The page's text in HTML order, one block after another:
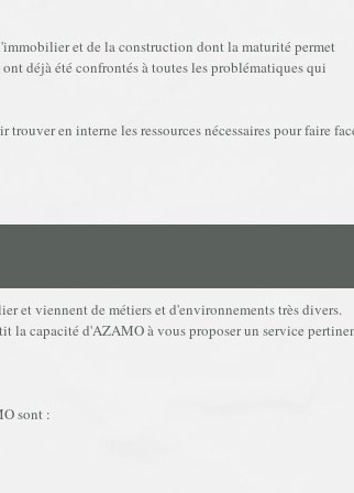
et de la construction dont la maturité permet
déjà été confrontés à toutes les problématiques qui
en interne les ressources nécessaires pour faire
et viennent de métiers et d'environnements très divers.
la capacité d'AZAMO à vous proposer un service
sont :